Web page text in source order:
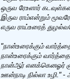
ஒருவ ரேஉளார்
இருவ ராம்என்றும்
எருவ ராய்உரைத்
"நான்உரைக்கும்
நான்உரைக்கும்
நான்ஆர் எனக்கெனஓர்
ஊன்நாடி நில்லா உழி." -